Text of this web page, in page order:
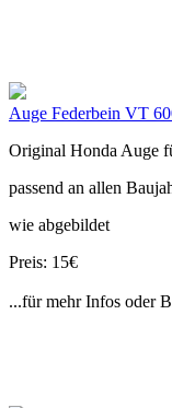
Auge Federbein VT
Original Honda Auge
passend an allen
wie abgebildet
Preis: 15€
...für mehr Infos oder